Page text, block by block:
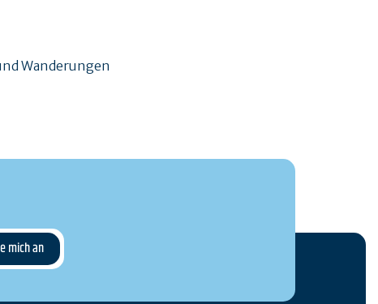
Wanderungen